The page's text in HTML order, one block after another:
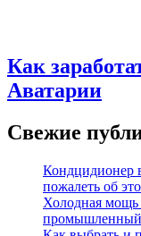
Как
Аватарии
Свежие
Кондцидионер
пожалеть об
Холодная мощь
промышленный